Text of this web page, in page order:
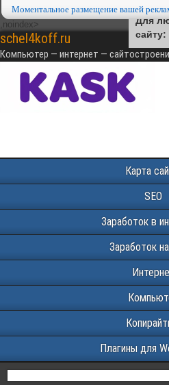
,noindex>
Моментальное размещение вашей
schel4koff.ru
Компьютер — интернет —
Карта
SEO
Заработок в
Заработок
Плагины для
Моментальное размещение вашей
Для